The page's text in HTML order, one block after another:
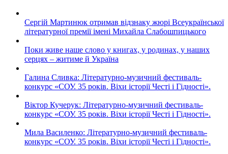
Сергій Мартинюк отримав відзнаку жюрі Всеукраїнської
літературної премії імені Михайла Слабошпицького
Поки живе наше слово у книгах, у родинах, у наших
серцях – житиме й Україна
Галина Сливка: Літературно-музичний фестиваль-
конкурс «СОУ. 35 років. Віхи історії Честі і Гідності».
Віктор Кучерук: Літературно-музичний фестиваль-
конкурс «СОУ. 35 років. Віхи історії Честі і Гідності».
Мила Василенко: Літературно-музичний фестиваль-
конкурс «СОУ. 35 років. Віхи історії Честі і Гідності».